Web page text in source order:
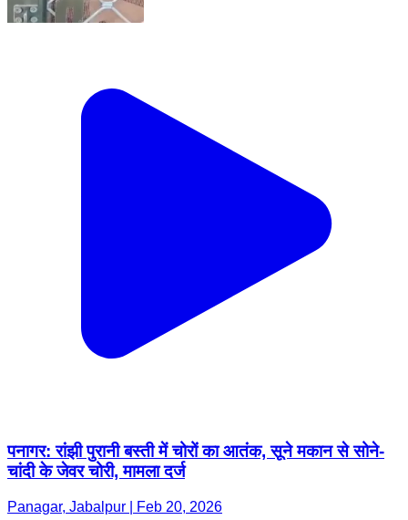
पनागर: रांझी पुरानी बस्ती में चोरों का आतंक, सूने मकान से सोने-
चांदी के जेवर चोरी, मामला दर्ज
Panagar, Jabalpur | Feb 20, 2026